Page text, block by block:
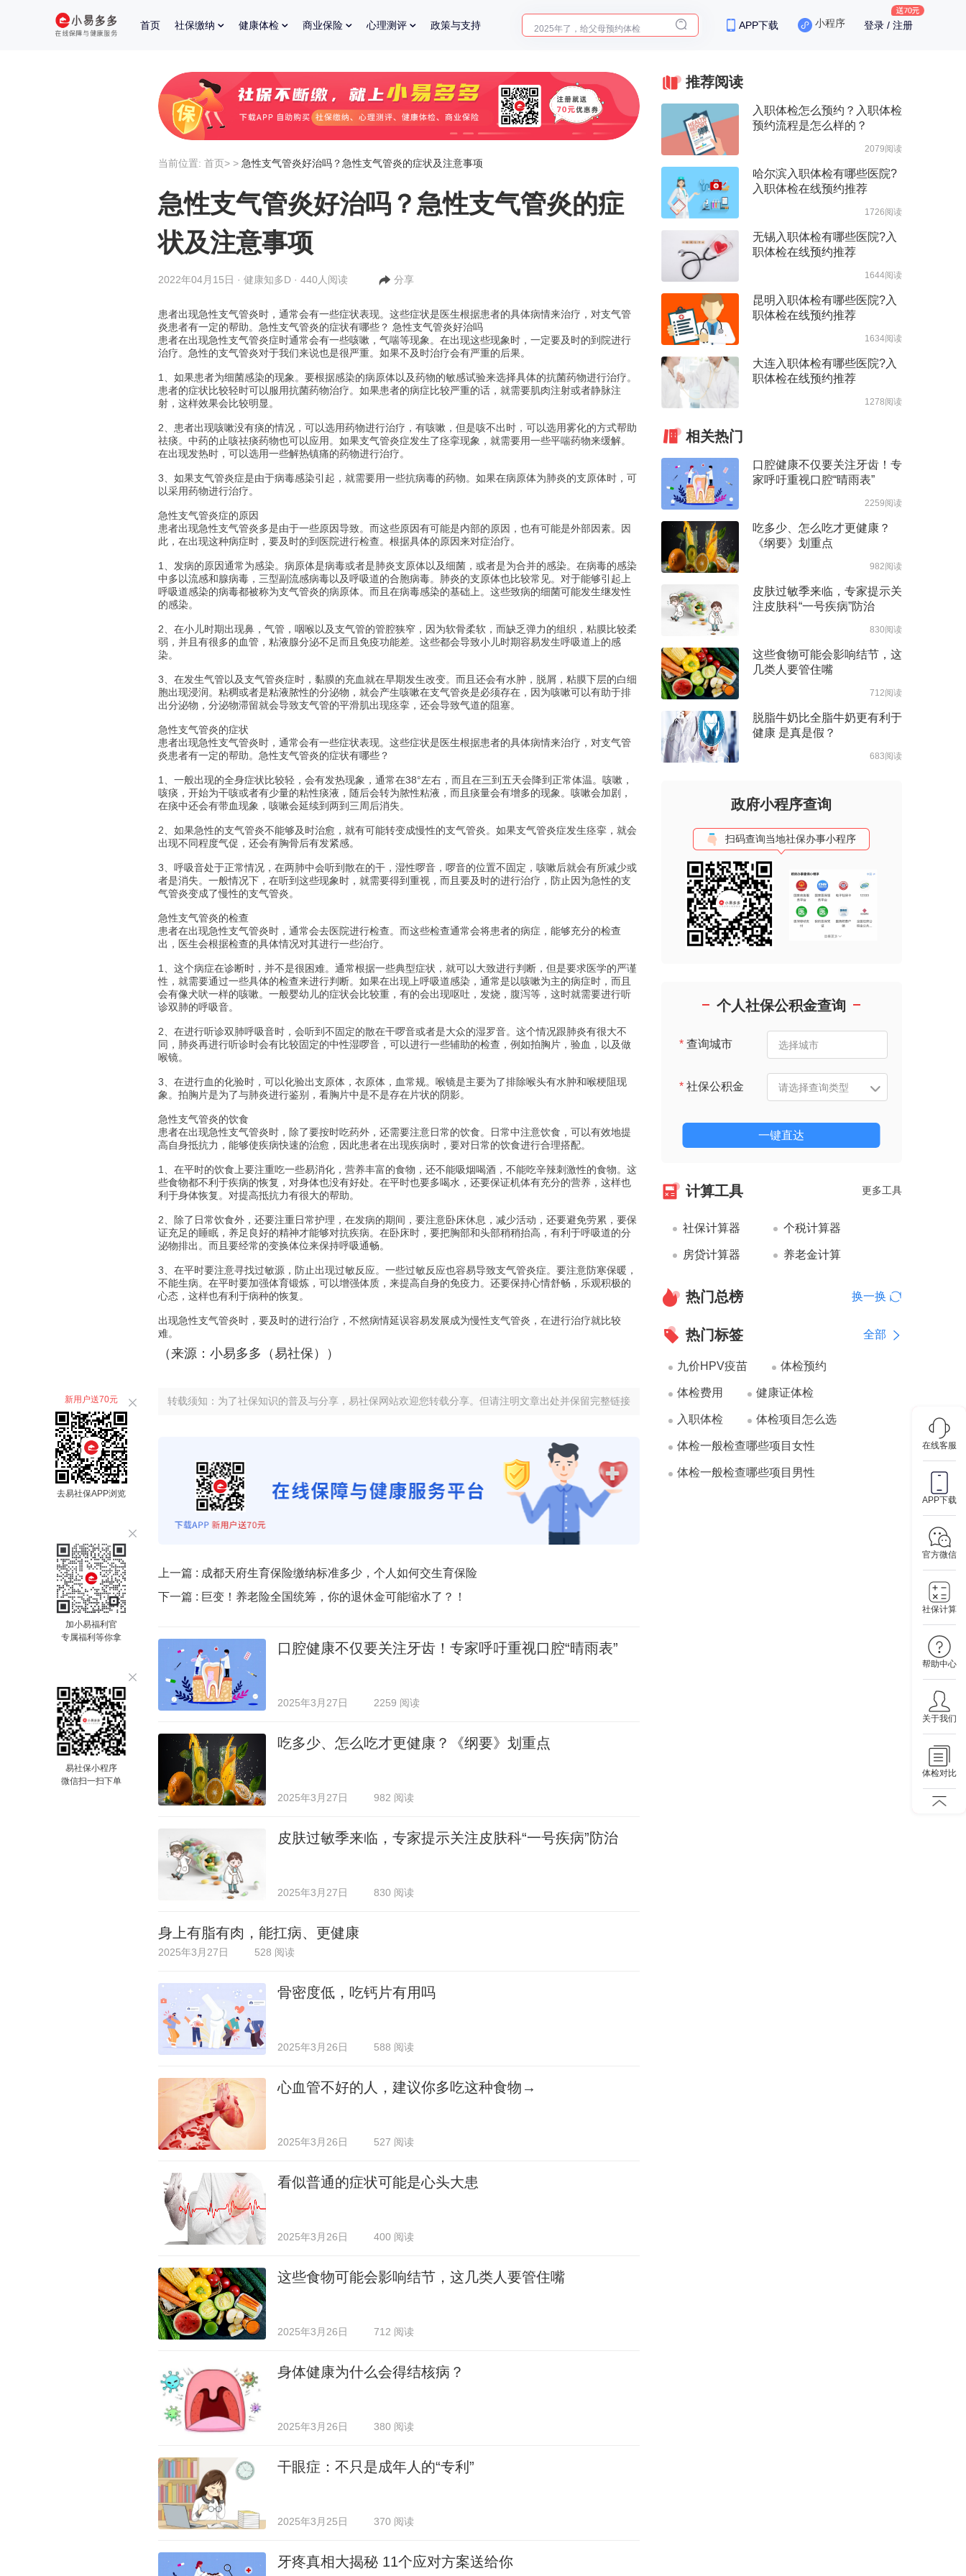
首页 社保缴纳 健康体检 商业保险 心理测评 政策与支持
2025年了，给父母预约体检
APP下载 小程序 登录 / 注册
在线客服
APP下载
官方微信
社保计算
帮助中心
关于我们
体检对比
新用户送70元
去易社保APP浏览
加小易福利官
专属福利等你拿
易社保小程序
微信扫一扫下单
当前位置: 首页> > 急性支气管炎好治吗？急性支气管炎的症状及注意事项
急性支气管炎好治吗？急性支气管炎的症
状及注意事项
2022年04月15日 · 健康知多D · 440人阅读 分享
患者出现急性支气管炎时，通常会有一些症状表现。这些症状是医生根据患者的具体病情来治疗，对支气管
炎患者有一定的帮助。急性支气管炎的症状有哪些？ 急性支气管炎好治吗
患者在出现急性支气管炎症时通常会有一些咳嗽，气喘等现象。在出现这些现象时，一定要及时的到院进行
治疗。急性的支气管炎对于我们来说也是很严重。如果不及时治疗会有严重的后果。
1、如果患者为细菌感染的现象。要根据感染的病原体以及药物的敏感试验来选择具体的抗菌药物进行治疗。
患者的症状比较轻时可以服用抗菌药物治疗。如果患者的病症比较严重的话，就需要肌肉注射或者静脉注
射，这样效果会比较明显。
2、患者出现咳嗽没有痰的情况，可以选用药物进行治疗，有咳嗽，但是咳不出时，可以选用雾化的方式帮助
祛痰。中药的止咳祛痰药物也可以应用。如果支气管炎症发生了痉挛现象，就需要用一些平喘药物来缓解。
在出现发热时，可以选用一些解热镇痛的药物进行治疗。
3、如果支气管炎症是由于病毒感染引起，就需要用一些抗病毒的药物。如果在病原体为肺炎的支原体时，可
以采用药物进行治疗。
急性支气管炎症的原因
患者出现急性支气管炎多是由于一些原因导致。而这些原因有可能是内部的原因，也有可能是外部因素。因
此，在出现这种病症时，要及时的到医院进行检查。根据具体的原因来对症治疗。
1、发病的原因通常为感染。病原体是病毒或者是肺炎支原体以及细菌，或者是为合并的感染。在病毒的感染
中多以流感和腺病毒，三型副流感病毒以及呼吸道的合胞病毒。肺炎的支原体也比较常见。对于能够引起上
呼吸道感染的病毒都被称为支气管炎的病原体。而且在病毒感染的基础上。这些致病的细菌可能发生继发性
的感染。
2、在小儿时期出现鼻，气管，咽喉以及支气管的管腔狭窄，因为软骨柔软，而缺乏弹力的组织，粘膜比较柔
弱，并且有很多的血管，粘液腺分泌不足而且免疫功能差。这些都会导致小儿时期容易发生呼吸道上的感
染。
3、在发生气管以及支气管炎症时，黏膜的充血就在早期发生改变。而且还会有水肿，脱屑，粘膜下层的白细
胞出现浸润。粘稠或者是粘液脓性的分泌物，就会产生咳嗽在支气管炎是必须存在，因为咳嗽可以有助于排
出分泌物，分泌物滞留就会导致支气管的平滑肌出现痉挛，还会导致气道的阻塞。
急性支气管炎的症状
患者出现急性支气管炎时，通常会有一些症状表现。这些症状是医生根据患者的具体病情来治疗，对支气管
炎患者有一定的帮助。急性支气管炎的症状有哪些？
1、一般出现的全身症状比较轻，会有发热现象，通常在38°左右，而且在三到五天会降到正常体温。咳嗽，
咳痰，开始为干咳或者有少量的粘性痰液，随后会转为脓性粘液，而且痰量会有增多的现象。咳嗽会加剧，
在痰中还会有带血现象，咳嗽会延续到两到三周后消失。
2、如果急性的支气管炎不能够及时治愈，就有可能转变成慢性的支气管炎。如果支气管炎症发生痉挛，就会
出现不同程度气促，还会有胸骨后有发紧感。
3、呼吸音处于正常情况，在两肺中会听到散在的干，湿性啰音，啰音的位置不固定，咳嗽后就会有所减少或
者是消失。一般情况下，在听到这些现象时，就需要得到重视，而且要及时的进行治疗，防止因为急性的支
气管炎变成了慢性的支气管炎。
急性支气管炎的检查
患者在出现急性支气管炎时，通常会去医院进行检查。而这些检查通常会将患者的病症，能够充分的检查
出，医生会根据检查的具体情况对其进行一些治疗。
1、这个病症在诊断时，并不是很困难。通常根据一些典型症状，就可以大致进行判断，但是要求医学的严谨
性，就需要通过一些具体的检查来进行判断。如果在出现上呼吸道感染，通常是以咳嗽为主的病症时，而且
会有像犬吠一样的咳嗽。一般婴幼儿的症状会比较重，有的会出现呕吐，发烧，腹泻等，这时就需要进行听
诊双肺的呼吸音。
2、在进行听诊双肺呼吸音时，会听到不固定的散在干啰音或者是大众的湿罗音。这个情况跟肺炎有很大不
同，肺炎再进行听诊时会有比较固定的中性湿啰音，可以进行一些辅助的检查，例如拍胸片，验血，以及做
喉镜。
3、在进行血的化验时，可以化验出支原体，衣原体，血常规。喉镜是主要为了排除喉头有水肿和喉梗阻现
象。拍胸片是为了与肺炎进行鉴别，看胸片中是不是存在片状的阴影。
急性支气管炎的饮食
患者在出现急性支气管炎时，除了要按时吃药外，还需要注意日常的饮食。日常中注意饮食，可以有效地提
高自身抵抗力，能够使疾病快速的治愈，因此患者在出现疾病时，要对日常的饮食进行合理搭配。
1、在平时的饮食上要注重吃一些易消化，营养丰富的食物，还不能吸烟喝酒，不能吃辛辣刺激性的食物。这
些食物都不利于疾病的恢复，对身体也没有好处。在平时也要多喝水，还要保证机体有充分的营养，这样也
利于身体恢复。对提高抵抗力有很大的帮助。
2、除了日常饮食外，还要注重日常护理，在发病的期间，要注意卧床休息，减少活动，还要避免劳累，要保
证充足的睡眠，养足良好的精神才能够对抗疾病。在卧床时，要把胸部和头部稍稍抬高，有利于呼吸道的分
泌物排出。而且要经常的变换体位来保持呼吸通畅。
3、在平时要注意寻找过敏源，防止出现过敏反应。一些过敏反应也容易导致支气管炎症。要注意防寒保暖，
不能生病。在平时要加强体育锻炼，可以增强体质，来提高自身的免疫力。还要保持心情舒畅，乐观积极的
心态，这样也有利于病种的恢复。
出现急性支气管炎时，要及时的进行治疗，不然病情延误容易发展成为慢性支气管炎，在进行治疗就比较
难。
（来源：小易多多（易社保））
转载须知：为了社保知识的普及与分享，易社保网站欢迎您转载分享。但请注明文章出处并保留完整链接
上一篇 : 成都天府生育保险缴纳标准多少，个人如何交生育保险
下一篇 : 巨变！养老险全国统筹，你的退休金可能缩水了？！
口腔健康不仅要关注牙齿！专家呼吁重视口腔“晴雨表”
2025年3月27日 2259 阅读
吃多少、怎么吃才更健康？《纲要》划重点
2025年3月27日 982 阅读
皮肤过敏季来临，专家提示关注皮肤科“一号疾病”防治
2025年3月27日 830 阅读
身上有脂有肉，能扛病、更健康
2025年3月27日 528 阅读
骨密度低，吃钙片有用吗
2025年3月26日 588 阅读
心血管不好的人，建议你多吃这种食物→
2025年3月26日 527 阅读
看似普通的症状可能是心头大患
2025年3月26日 400 阅读
这些食物可能会影响结节，这几类人要管住嘴
2025年3月26日 712 阅读
身体健康为什么会得结核病？
2025年3月26日 380 阅读
干眼症：不只是成年人的“专利”
2025年3月25日 370 阅读
牙疼真相大揭秘 11个应对方案送给你
推荐阅读
入职体检怎么预约？入职体检
预约流程是怎么样的？
2079阅读
哈尔滨入职体检有哪些医院?
入职体检在线预约推荐
1726阅读
无锡入职体检有哪些医院?入
职体检在线预约推荐
1644阅读
昆明入职体检有哪些医院?入
职体检在线预约推荐
1634阅读
大连入职体检有哪些医院?入
职体检在线预约推荐
1278阅读
相关热门
口腔健康不仅要关注牙齿！专
家呼吁重视口腔“晴雨表”
2259阅读
吃多少、怎么吃才更健康？
《纲要》划重点
982阅读
皮肤过敏季来临，专家提示关
注皮肤科“一号疾病”防治
830阅读
这些食物可能会影响结节，这
几类人要管住嘴
712阅读
脱脂牛奶比全脂牛奶更有利于
健康 是真是假？
683阅读
政府小程序查询
扫码查询当地社保办事小程序
个人社保公积金查询
*查询城市
*社保公积金
一键直达
计算工具 更多工具
社保计算器 个税计算器
房贷计算器 养老金计算
热门总榜 换一换
热门标签 全部
九价HPV疫苗 体检预约
体检费用 健康证体检
入职体检 体检项目怎么选
体检一般检查哪些项目女性
体检一般检查哪些项目男性